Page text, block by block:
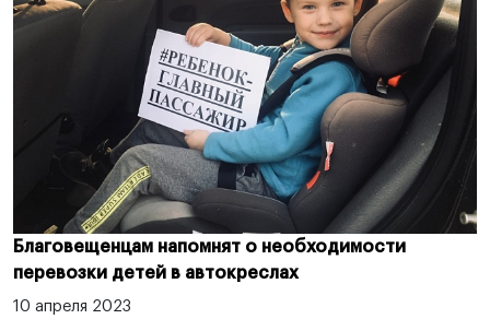
Благовещенцам напомнят о необходимости
перевозки детей в автокреслах
10 апреля 2023